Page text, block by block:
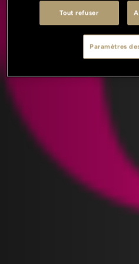
Tout refuser
Paramètres